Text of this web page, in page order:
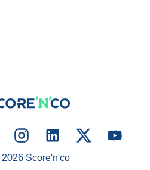
2026Score'n'co